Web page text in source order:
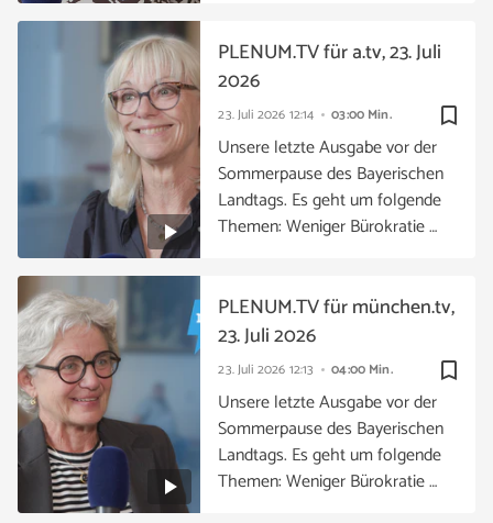
bookmark_border
23. Juli 2026 12:14 03:00 Min.
PLENUM.TV für a.tv, 23. Juli
2026
Unsere letzte Ausgabe vor der
Sommerpause des Bayerischen
Landtags. Es geht um folgende
Themen: Weniger Bürokratie …
bookmark_border
23. Juli 2026 12:13 04:00 Min.
PLENUM.TV für münchen.tv,
23. Juli 2026
Unsere letzte Ausgabe vor der
Sommerpause des Bayerischen
Landtags. Es geht um folgende
Themen: Weniger Bürokratie …